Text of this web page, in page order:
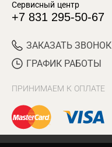
Сервисный центр
+7 831 295-50-67
ЗАКАЗАТЬ ЗВОНОК
ГРАФИК РАБОТЫ
ПРИНИМАЕМ К ОПЛАТЕ